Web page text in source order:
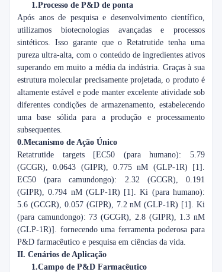
1.Processo de P&D de ponta
Após anos de pesquisa e desenvolvimento científico,
utilizamos biotecnologias avançadas e processos
sintéticos. Isso garante que o Retatrutide tenha uma
pureza ultra-alta, com o conteúdo de ingredientes ativos
superando em muito a média da indústria. Graças à sua
estrutura molecular precisamente projetada, o produto é
altamente estável e pode manter excelente atividade sob
diferentes condições de armazenamento, estabelecendo
uma base sólida para a produção e processamento
subsequentes.
0.Mecanismo de Ação Único
Retatrutide targets [EC50 (para humano): 5.79
(GCGR), 0.0643 (GIPR), 0.775 nM (GLP-1R) [1].
EC50 (para camundongo): 2.32 (GCGR), 0.191
(GIPR), 0.794 nM (GLP-1R) [1]. Ki (para humano):
5.6 (GCGR), 0.057 (GIPR), 7.2 nM (GLP-1R) [1]. Ki
(para camundongo): 73 (GCGR), 2.8 (GIPR), 1.3 nM
(GLP-1R)]. fornecendo uma ferramenta poderosa para
P&D farmacêutico e pesquisa em ciências da vida.
II. Cenários de Aplicação
1.Campo de P&D Farmacêutico